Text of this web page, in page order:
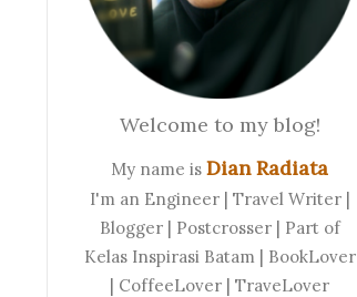
Welcome to my blog!
My name is Dian Radiata
I'm an Engineer | Travel Writer |
Blogger | Postcrosser | Part of
Kelas Inspirasi Batam | BookLover
| CoffeeLover | TraveLover